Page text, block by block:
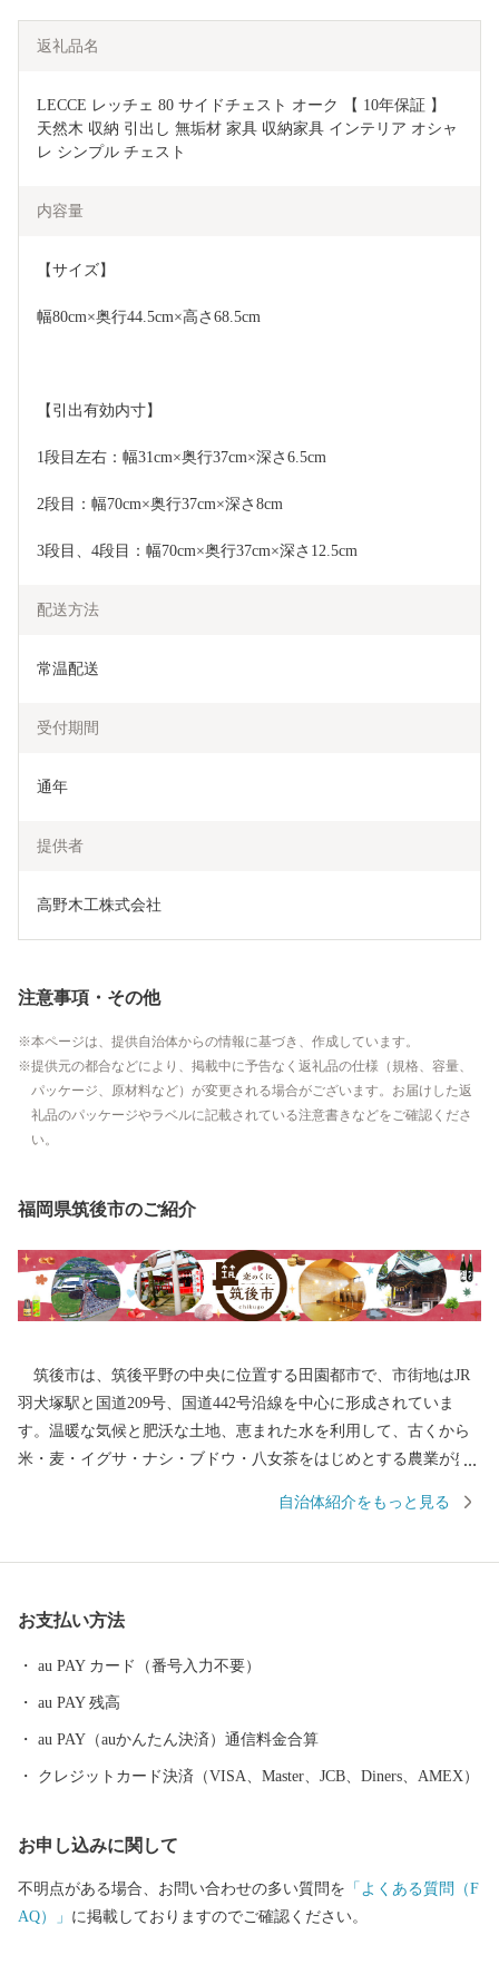
返礼品名
LECCE レッチェ 80 サイドチェスト オーク 【 10年保証 】
天然木 収納 引出し 無垢材 家具 収納家具 インテリア オシャ
レ シンプル チェスト
内容量
【サイズ】
幅80cm×奥行44.5cm×高さ68.5cm
【引出有効内寸】
1段目左右：幅31cm×奥行37cm×深さ6.5cm
2段目：幅70cm×奥行37cm×深さ8cm
3段目、4段目：幅70cm×奥行37cm×深さ12.5cm
配送方法
常温配送
受付期間
通年
提供者
高野木工株式会社
注意事項・その他
本ページは、提供自治体からの情報に基づき、作成しています。
提供元の都合などにより、掲載中に予告なく返礼品の仕様（規格、容量、
パッケージ、原材料など）が変更される場合がございます。お届けした返
礼品のパッケージやラベルに記載されている注意書きなどをご確認くださ
い。
福岡県筑後市のご紹介
筑後市は、筑後平野の中央に位置する田園都市で、市街地はJR
羽犬塚駅と国道209号、国道442号沿線を中心に形成されていま
す。温暖な気候と肥沃な土地、恵まれた水を利用して、古くから
米・麦・イグサ・ナシ・ブドウ・八女茶をはじめとする農業が盛
致にも力を入れ、たくさんの製造業企業が立地しています。 平
文館」等の整備も進み、筑後地域の玄関口として発展を続けてい
自治体紹介をもっと見る
お支払い方法
au PAY カード（番号入力不要）
au PAY 残高
au PAY（auかんたん決済）通信料金合算
クレジットカード決済（VISA、Master、JCB、Diners、AMEX）
お申し込みに関して
不明点がある場合、お問い合わせの多い質問を 「よくある質問（F
AQ）」 に掲載しておりますのでご確認ください。